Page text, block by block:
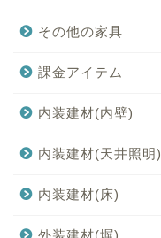
その他の家具
課金アイテム
内装建材(内壁)
内装建材(天井照明)
内装建材(床)
外装建材(塀)